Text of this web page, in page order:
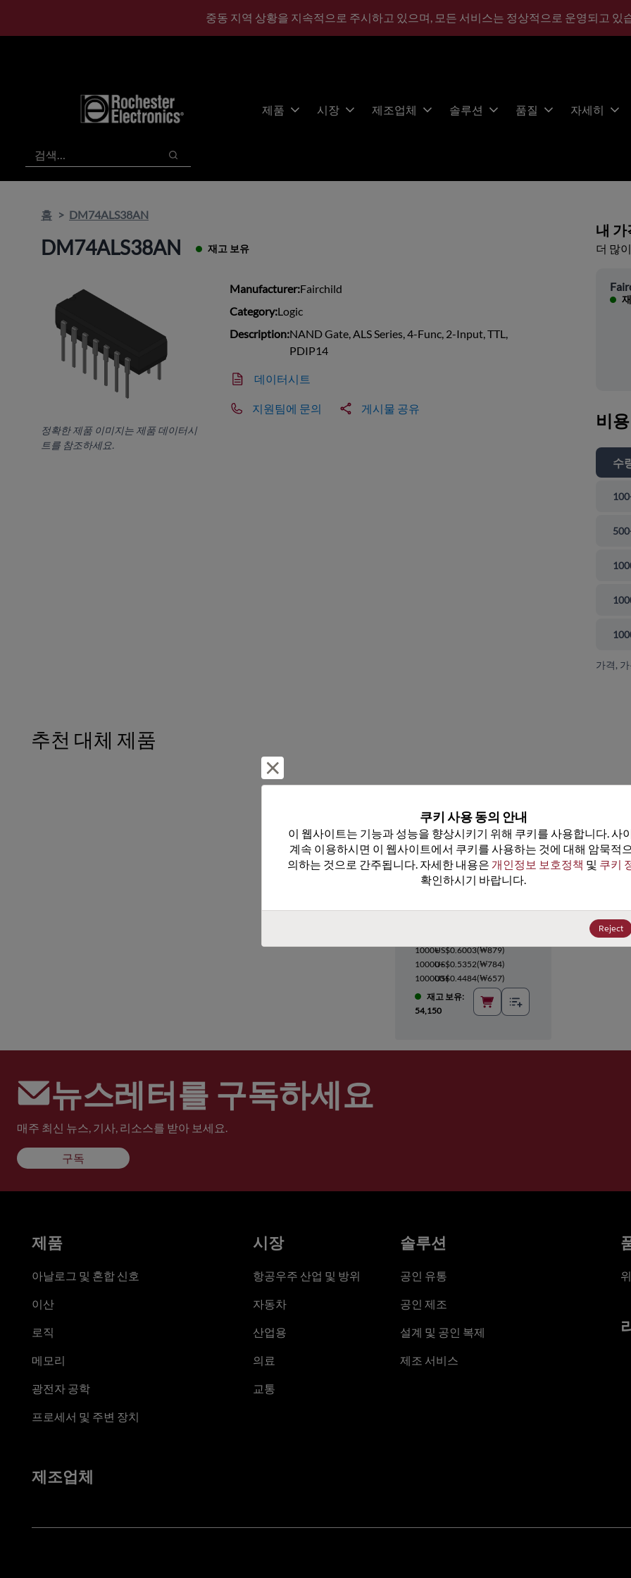
중동 지역 상황을 지속적으로 주시하고 있으며, 모든 서비스는 정상적으로 운영되고 있
제품 시장 제조업체 솔루션 품질 자세히
검색
검색
홈 DM74ALS38AN
DM74ALS38AN 재고 보유
정확한 제품 이미지는 제품 데이터시
트를 참조하세요.
Manufacturer:Fairchild
Category:Logic
Description:NAND Gate, ALS Series, 4-Func, 2-Input, TTL,
PDIP14
데이터시트
지원팀에 문의 게시물 공유
내 가
더 많
비용
수
가격,
추천 대체 제품
SN74ALS38BN
1000+US$0.6003(₩879)
10000+US$0.5352(₩784)
100000+US$0.4484(₩657)
재고 보유:
54,150
뉴스레터를 구독하세요
매주 최신 뉴스, 기사, 리소스를 받아 보세요.
구독
쿠키 사용 동의 안내
이 웹사이트는 기능과 성능을 향상시키기 위해 쿠키를 사용합니다. 사
계속 이용하시면 이 웹사이트에서 쿠키를 사용하는 것에 대해 암묵적
의하는 것으로 간주됩니다. 자세한 내용은 개인정보 보호정책 및 쿠키
확인하시기 바랍니다.
Reject
제품
아날로그 및 혼합 신호
이산
로직
메모리
광전자 공학
프로세서 및 주변 장치
시장
항공우주 산업 및 방위
자동차
산업용
의료
교통
솔루션
공인 유통
공인 제조
설계 및 공인 복제
제조 서비스
제조업체